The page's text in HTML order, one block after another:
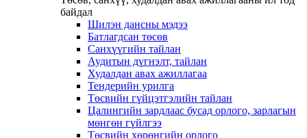
байдал
Шилэн дансны мэдээ
Батлагдсан төсөв
Санхүүгийн тайлан
Аудитын дүгнэлт, тайлан
Худалдан авах ажиллагаа
Тендерийн урилга
Төсвийн гүйцэтгэлийн тайлан
Цалингийн зардлаас бусад орлого, зарлагын
мөнгөн гүйлгээ
Төсвийн хөрөнгийн орлого